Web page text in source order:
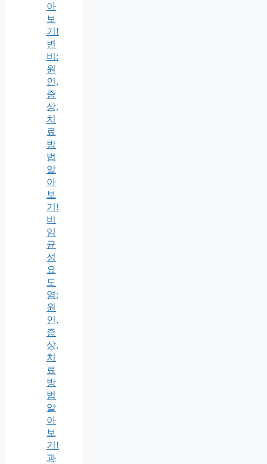
아
보
기!
변
비:
원
인,
증
상,
치
료
방
법
알
아
보
기!
비
임
균
성
요
도
염:
원
인,
증
상,
치
료
방
법
알
아
보
기!
과